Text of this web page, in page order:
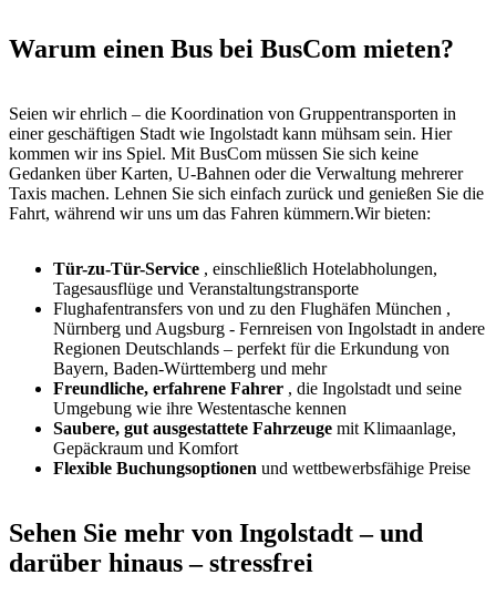
Warum einen Bus bei BusCom mieten?
Seien wir ehrlich – die Koordination von Gruppentransporten in
einer geschäftigen Stadt wie Ingolstadt kann mühsam sein. Hier
kommen wir ins Spiel. Mit BusCom müssen Sie sich keine
Gedanken über Karten, U-Bahnen oder die Verwaltung mehrerer
Taxis machen. Lehnen Sie sich einfach zurück und genießen Sie die
Fahrt, während wir uns um das Fahren kümmern.Wir bieten:
Tür-zu-Tür-Service , einschließlich Hotelabholungen,
Tagesausflüge und Veranstaltungstransporte
Flughafentransfers von und zu den Flughäfen München ,
Nürnberg und Augsburg - Fernreisen von Ingolstadt in andere
Regionen Deutschlands – perfekt für die Erkundung von
Bayern, Baden-Württemberg und mehr
Freundliche, erfahrene Fahrer , die Ingolstadt und seine
Umgebung wie ihre Westentasche kennen
Saubere, gut ausgestattete Fahrzeuge mit Klimaanlage,
Gepäckraum und Komfort
Flexible Buchungsoptionen und wettbewerbsfähige Preise
Sehen Sie mehr von Ingolstadt – und
darüber hinaus – stressfrei